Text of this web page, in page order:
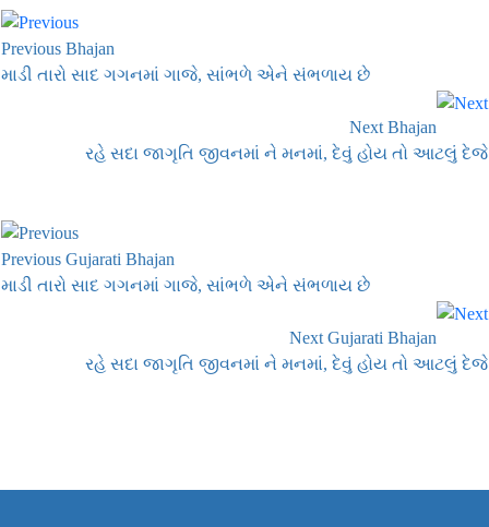
Previous Bhajan
માડી તારો સાદ ગગનમાં ગાજે, સાંભળે એને સંભળાય છે
Next Bhajan
રહે સદા જાગૃતિ જીવનમાં ને મનમાં, દેવું હોય તો આટલું દેજે
Previous Gujarati Bhajan
માડી તારો સાદ ગગનમાં ગાજે, સાંભળે એને સંભળાય છે
Next Gujarati Bhajan
રહે સદા જાગૃતિ જીવનમાં ને મનમાં, દેવું હોય તો આટલું દેજે